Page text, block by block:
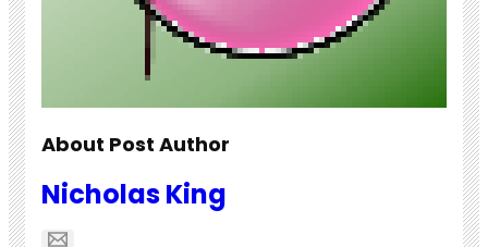
About Post Author
Nicholas King